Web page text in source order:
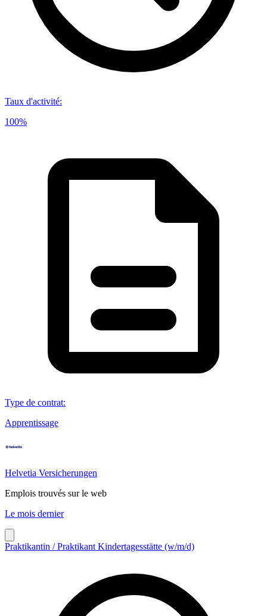
Taux d'activité:
100%
Type de contrat:
Apprentissage
Helvetia Versicherungen
Emplois trouvés sur le web
Le mois dernier
Praktikantin / Praktikant Kindertagesstätte (w/m/d)